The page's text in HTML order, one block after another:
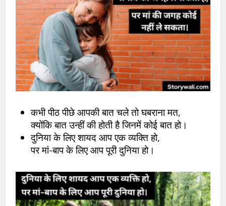
कभी पीठ पीछे आपकी बात चले तो घबराना मत,
क्योंकि बात उन्हीं की होती है जिनमें कोई बात हो।
दुनिया के लिए शायद आप एक व्यक्ति हो,
पर मां-बाप के लिए आप पूरी दुनिया हो।